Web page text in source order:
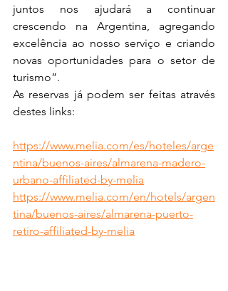
juntos nos ajudará a continuar
crescendo na Argentina, agregando
excelência ao nosso serviço e criando
novas oportunidades para o setor de
turismo”.
As reservas já podem ser feitas através
destes links:
https://www.melia.com/es/hoteles/arge
ntina/buenos-aires/almarena-madero-
urbano-affiliated-by-melia
https://www.melia.com/en/hotels/argen
tina/buenos-aires/almarena-puerto-
retiro-affiliated-by-melia